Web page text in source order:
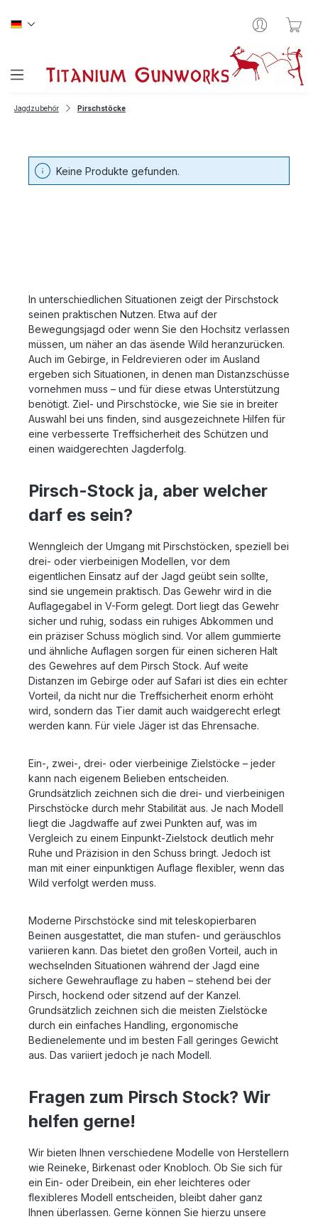
Jagdzubehör Pirschstöcke
Keine Produkte gefunden.
In unterschiedlichen Situationen zeigt der Pirschstock
seinen praktischen Nutzen. Etwa auf der
Bewegungsjagd oder wenn Sie den Hochsitz verlassen
müssen, um näher an das äsende Wild heranzurücken.
Auch im Gebirge, in Feldrevieren oder im Ausland
ergeben sich Situationen, in denen man Distanzschüsse
vornehmen muss – und für diese etwas Unterstützung
benötigt. Ziel- und Pirschstöcke, wie Sie sie in breiter
Auswahl bei uns finden, sind ausgezeichnete Hilfen für
eine verbesserte Treffsicherheit des Schützen und
einen waidgerechten Jagderfolg.
Pirsch-Stock ja, aber welcher
darf es sein?
Wenngleich der Umgang mit Pirschstöcken, speziell bei
drei- oder vierbeinigen Modellen, vor dem
eigentlichen Einsatz auf der Jagd geübt sein sollte,
sind sie ungemein praktisch. Das Gewehr wird in die
Auflagegabel in V-Form gelegt. Dort liegt das Gewehr
sicher und ruhig, sodass ein ruhiges Abkommen und
ein präziser Schuss möglich sind. Vor allem gummierte
und ähnliche Auflagen sorgen für einen sicheren Halt
des Gewehres auf dem Pirsch Stock. Auf weite
Distanzen im Gebirge oder auf Safari ist dies ein echter
Vorteil, da nicht nur die Treffsicherheit enorm erhöht
wird, sondern das Tier damit auch waidgerecht erlegt
werden kann. Für viele Jäger ist das Ehrensache.
Ein-, zwei-, drei- oder vierbeinige Zielstöcke – jeder
kann nach eigenem Belieben entscheiden.
Grundsätzlich zeichnen sich die drei- und vierbeinigen
Pirschstöcke durch mehr Stabilität aus. Je nach Modell
liegt die Jagdwaffe auf zwei Punkten auf, was im
Vergleich zu einem Einpunkt-Zielstock deutlich mehr
Ruhe und Präzision in den Schuss bringt. Jedoch ist
man mit einer einpunktigen Auflage flexibler, wenn das
Wild verfolgt werden muss.
Moderne Pirschstöcke sind mit teleskopierbaren
Beinen ausgestattet, die man stufen- und geräuschlos
variieren kann. Das bietet den großen Vorteil, auch in
wechselnden Situationen während der Jagd eine
sichere Gewehrauflage zu haben – stehend bei der
Pirsch, hockend oder sitzend auf der Kanzel.
Grundsätzlich zeichnen sich die meisten Zielstöcke
durch ein einfaches Handling, ergonomische
Bedienelemente und im besten Fall geringes Gewicht
aus. Das variiert jedoch je nach Modell.
Fragen zum Pirsch Stock? Wir
helfen gerne!
Wir bieten Ihnen verschiedene Modelle von Herstellern
wie Reineke, Birkenast oder Knobloch. Ob Sie sich für
ein Ein- oder Dreibein, ein eher leichteres oder
flexibleres Modell entscheiden, bleibt daher ganz
Ihnen überlassen. Gerne können Sie hierzu unsere